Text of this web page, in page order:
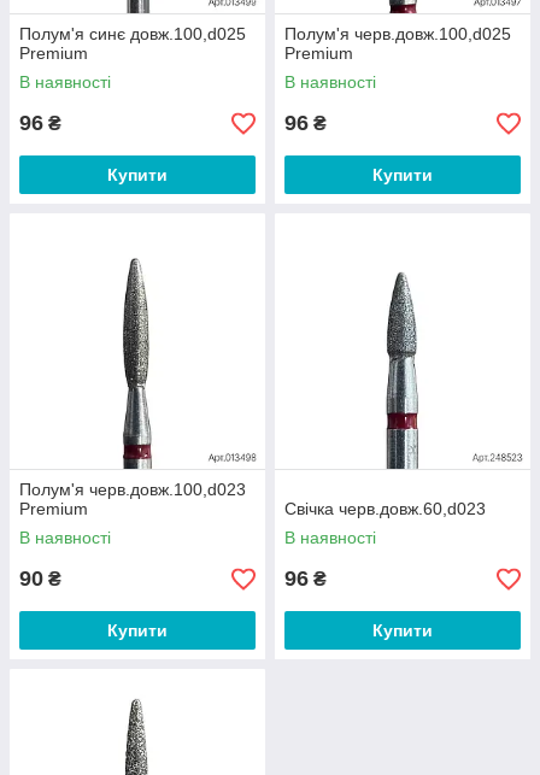
Полум'я синє довж.100,d025
Premium
В наявності
96 ₴
Купити
Полум'я черв.довж.100,d025
Premium
В наявності
96 ₴
Купити
Полум'я черв.довж.100,d023
Premium
В наявності
90 ₴
Купити
Свічка черв.довж.60,d023
В наявності
96 ₴
Купити